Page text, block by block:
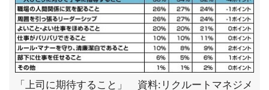
「上司に期待すること」 資料:リクルートマネジメ